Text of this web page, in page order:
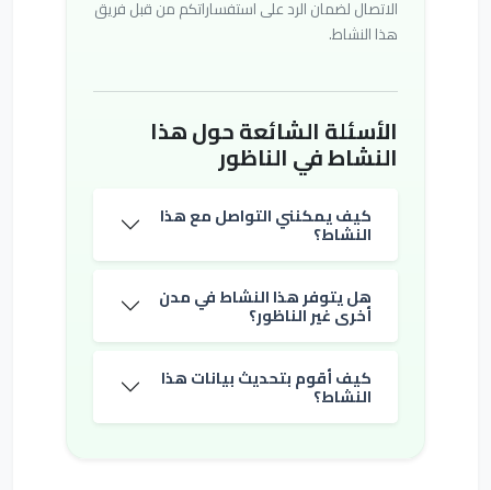
الاتصال لضمان الرد على استفساراتكم من قبل فريق
هذا النشاط.
الأسئلة الشائعة حول هذا
النشاط في الناظور
كيف يمكنني التواصل مع هذا
النشاط؟
هل يتوفر هذا النشاط في مدن
أخرى غير الناظور؟
كيف أقوم بتحديث بيانات هذا
النشاط؟